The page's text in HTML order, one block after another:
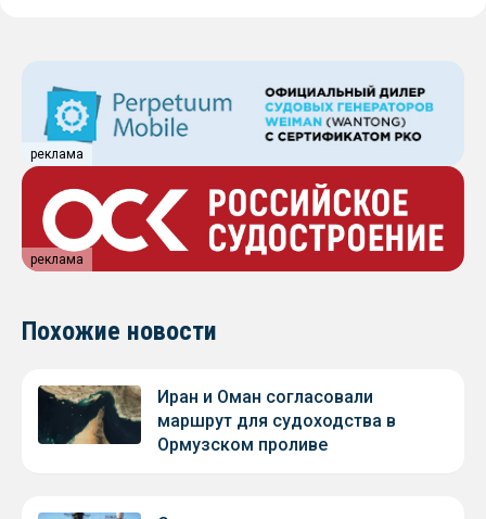
реклама
реклама
Похожие новости
Иран и Оман согласовали
маршрут для судоходства в
Ормузском проливе